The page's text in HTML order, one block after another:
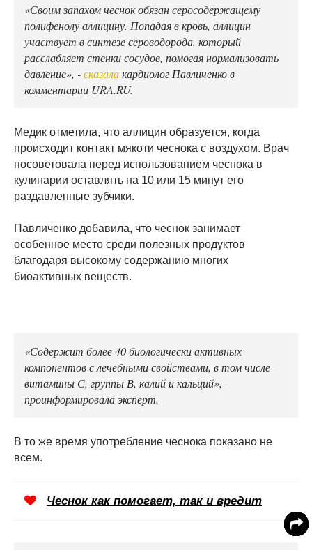
«Своим запахом чеснок обязан серосодержащему
полифенолу аллицину. Попадая в кровь, аллицин
участвует в синтезе сероводорода, который
расслабляет стенки сосудов, помогая нормализовать
давление», -сказалакардиолог Павличенко в
комментарии URA.RU.
Медик отметила, что аллицин образуется, когда
происходит контакт мякоти чеснока с воздухом. Врач
посоветовала перед использованием чеснока в
кулинарии оставлять на 10 или 15 минут его
раздавленные зубчики.
Павличенко добавила, что чеснок занимает
особенное место среди полезных продуктов
благодаря высокому содержанию многих
биоактивных веществ.
«Содержит более 40 биологически активных
компонентов с лечебными свойствами, в том числе
витамины С, группы В, калий и кальций», -
проинформировала эксперт.
В то же время употребление чеснока показано не
всем.
Чеснок как помогает, так и вредит